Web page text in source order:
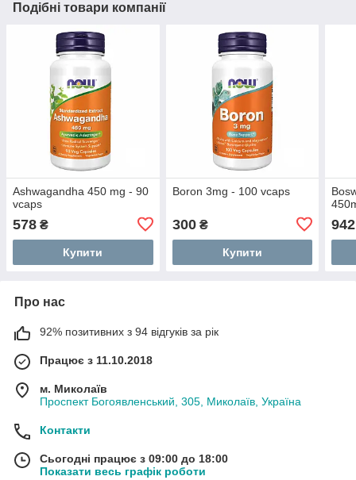
Подібні товари компанії
Ashwagandha 450 mg - 90
vcaps
578 ₴
Купити
Boron 3mg - 100 vcaps
300₴
Купити
942
Про нас
92% позитивних з 94 відгуків за рік
Працює з 11.10.2018
м. Миколаїв
Проспект Богоявленський, 305, Миколаїв, Україна
Контакти
Сьогодні працює з 09:00 до 18:00
Показати весь графік роботи